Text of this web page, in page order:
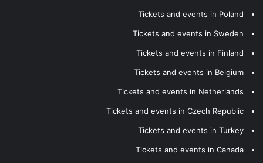
Tickets and events in Poland
Tickets and events in Sweden
Tickets and events in Finland
Tickets and events in Belgium
Tickets and events in Netherlands
Tickets and events in Czech Republic
Tickets and events in Turkey
Tickets and events in Canada